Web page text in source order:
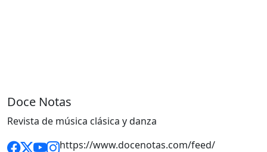
Doce Notas
Revista de música clásica y danza
https://www.docenotas.com/feed/